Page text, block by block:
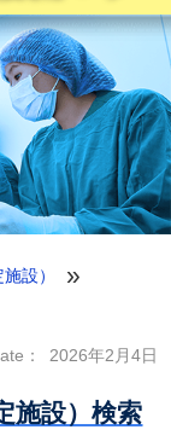
設） »
： 2026年2月4日
施設）検索